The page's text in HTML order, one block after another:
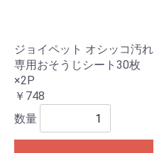
ジョイペット オシッコ汚れ
専用おそうじシート30枚
×2P
￥748
数量